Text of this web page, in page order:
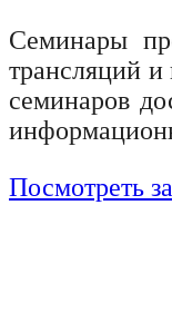
Семинары
трансляций и
семинаров
Посмотреть